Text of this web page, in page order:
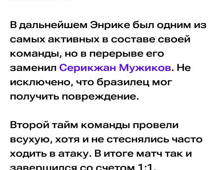
В дальнейшем Энрике был одним из
самых активных в составе своей
команды, но в перерыве его
заменил Серикжан Мужиков. Не
исключено, что бразилец мог
получить повреждение.
Второй тайм команды провели
всухую, хотя и не стеснялись часто
ходить в атаку. В итоге матч так и
завершился со счетом 1:1.